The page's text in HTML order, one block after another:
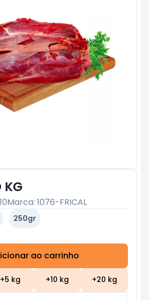
KG
Marca: 1076-FRICAL
250gr
ao carrinho
+5 kg +10 kg +20 kg